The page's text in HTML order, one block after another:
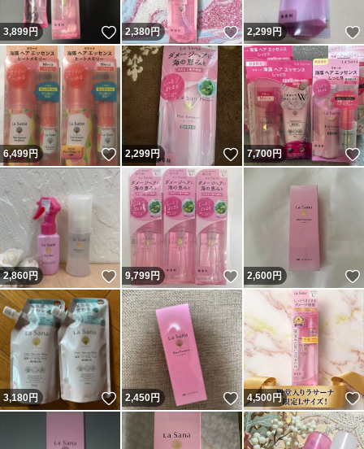
3,899円 いいね！
2,380円 いいね！
2,299円
6,499円 いいね！
2,299円 いいね！
7,700円
2,860円 いいね！
9,799円 いいね！
2,600円
3,180円 いいね！
2,450円 いいね！
4,500円